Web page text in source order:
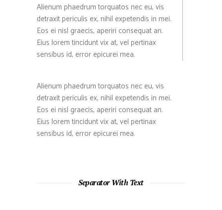
Alienum phaedrum torquatos nec eu, vis
detraxit periculis ex, nihil expetendis in mei.
Eos ei nisl graecis, aperiri consequat an.
Eius lorem tincidunt vix at, vel pertinax
sensibus id, error epicurei mea.
Alienum phaedrum torquatos nec eu, vis
detraxit periculis ex, nihil expetendis in mei.
Eos ei nisl graecis, aperiri consequat an.
Eius lorem tincidunt vix at, vel pertinax
sensibus id, error epicurei mea.
Separator With Text